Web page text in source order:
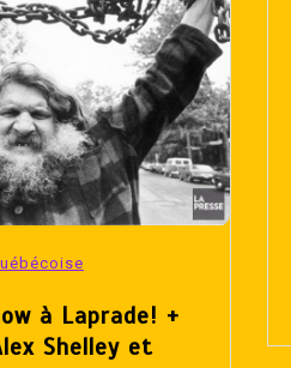
à Laprade! +
Shelley et